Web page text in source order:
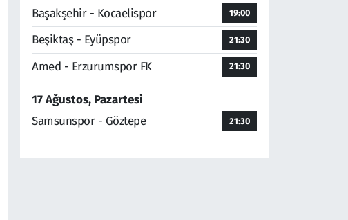
Başakşehir - Kocaelispor
19:00
Beşiktaş - Eyüpspor 21:30
Amed - Erzurumspor FK 21:30
17 Ağustos, Pazartesi
Samsunspor - Göztepe
21:30